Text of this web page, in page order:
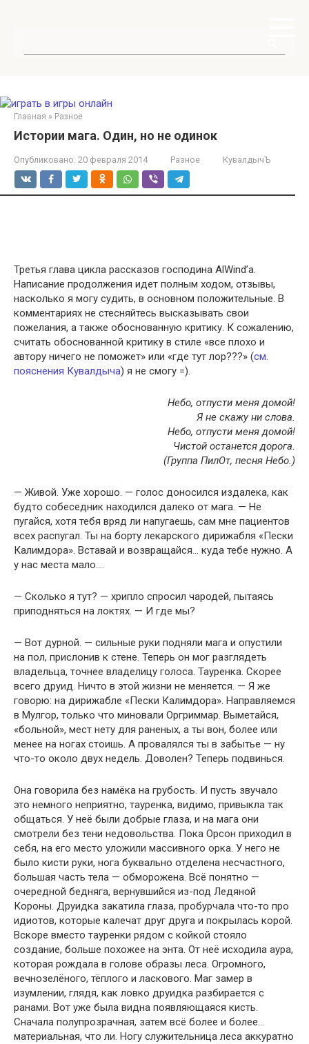
Главная » Разное
Истории мага. Один, но не одинок
Опубликовано: 20 февраля 2014 Разное КувалдычЪ
Третья глава цикла рассказов господина AlWind’a.
Написание продолжения идет полным ходом, отзывы,
насколько я могу судить, в основном положительные. В
комментариях не стесняйтесь высказывать свои
пожелания, а также обоснованную критику. К сожалению,
считать обоснованной критику в стиле «все плохо и
автору ничего не поможет» или «где тут лор???» (см.
пояснения Кувалдыча) я не смогу =).
Небо, отпусти меня домой!
Я не скажу ни слова.
Небо, отпусти меня домой!
Чистой останется дорога.
(Группа ПилОт, песня Небо.)
— Живой. Уже хорошо. — голос доносился издалека, как
будто собеседник находился далеко от мага. — Не
пугайся, хотя тебя вряд ли напугаешь, сам мне пациентов
всех распугал. Ты на борту лекарского дирижабля «Пески
Калимдора». Вставай и возвращайся… куда тебе нужно. А
у нас места мало….
— Сколько я тут? — хрипло спросил чародей, пытаясь
приподняться на локтях. — И где мы?
— Вот дурной. — сильные руки подняли мага и опустили
на пол, прислонив к стене. Теперь он мог разглядеть
владельца, точнее владелицу голоса. Тауренка. Скорее
всего друид. Ничто в этой жизни не меняется. — Я же
говорю: на дирижабле «Пески Калимдора». Направляемся
в Мулгор, только что миновали Оргриммар. Выметайся,
«больной», мест нету для раненых, а ты вон, более или
менее на ногах стоишь. А провалялся ты в забытье — ну
что-то около двух недель. Доволен? Теперь подвинься.
Она говорила без намёка на грубость. И пусть звучало
это немного неприятно, тауренка, видимо, привыкла так
общаться. У неё были добрые глаза, и на мага они
смотрели без тени недовольства. Пока Орсон приходил в
себя, на его место уложили массивного орка. У него не
было кисти руки, нога буквально отделена несчастного,
большая часть тела — обморожена. Всё понятно —
очередной бедняга, вернувшийся из-под Ледяной
Короны. Друидка закатила глаза, пробурчала что-то про
идиотов, которые калечат друг друга и покрылась корой.
Вскоре вместо тауренки рядом с койкой стояло
создание, больше похожее на энта. От неё исходила аура,
которая рождала в голове образы леса. Огромного,
вечнозелёного, тёплого и ласкового. Маг замер в
изумлении, глядя, как ловко друидка разбирается с
ранами. Вот уже была видна появляющаяся кисть.
Сначала полупрозрачная, затем всё более и более…
материальная, что ли. Ногу служительница леса аккуратно